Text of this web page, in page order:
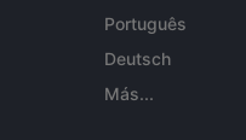
Português
Deutsch
Más...